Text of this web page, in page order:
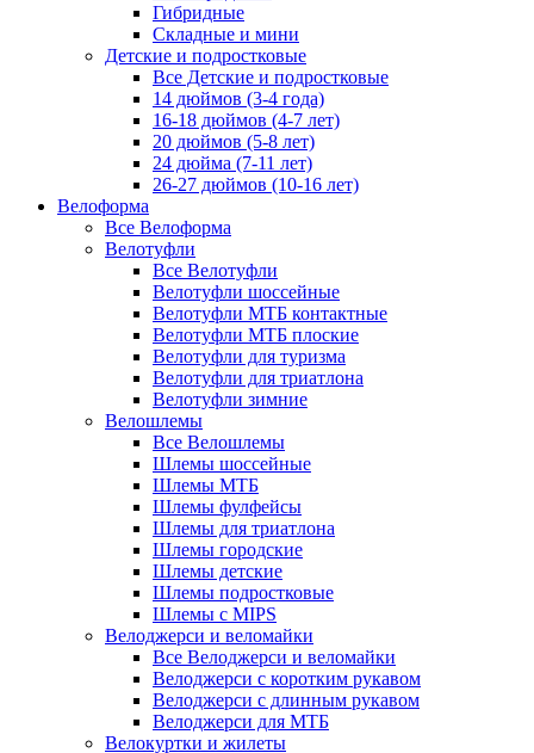
Гибридные
Складные и мини
Детские и подростковые
Все Детские и подростковые
14 дюймов (3-4 года)
16-18 дюймов (4-7 лет)
20 дюймов (5-8 лет)
24 дюйма (7-11 лет)
26-27 дюймов (10-16 лет)
Велоформа
Все Велоформа
Велотуфли
Все Велотуфли
Велотуфли шоссейные
Велотуфли МТБ контактные
Велотуфли МТБ плоские
Велотуфли для туризма
Велотуфли для триатлона
Велотуфли зимние
Велошлемы
Все Велошлемы
Шлемы шоссейные
Шлемы МТБ
Шлемы фулфейсы
Шлемы для триатлона
Шлемы городские
Шлемы детские
Шлемы подростковые
Шлемы с MIPS
Велоджерси и веломайки
Все Велоджерси и веломайки
Велоджерси с коротким рукавом
Велоджерси с длинным рукавом
Велоджерси для МТБ
Велокуртки и жилеты